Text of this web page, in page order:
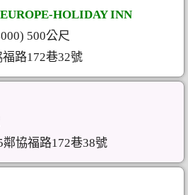
HOLIDAY INN
500公尺
路172巷32號
協福路172巷38號